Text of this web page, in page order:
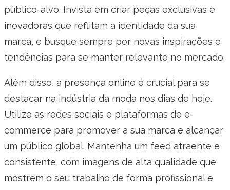
público-alvo. Invista em criar peças exclusivas e
inovadoras que reflitam a identidade da sua
marca, e busque sempre por novas inspirações e
tendências para se manter relevante no mercado.
Além disso, a presença online é crucial para se
destacar na indústria da moda nos dias de hoje.
Utilize as redes sociais e plataformas de e-
commerce para promover a sua marca e alcançar
um público global. Mantenha um feed atraente e
consistente, com imagens de alta qualidade que
mostrem o seu trabalho de forma profissional e